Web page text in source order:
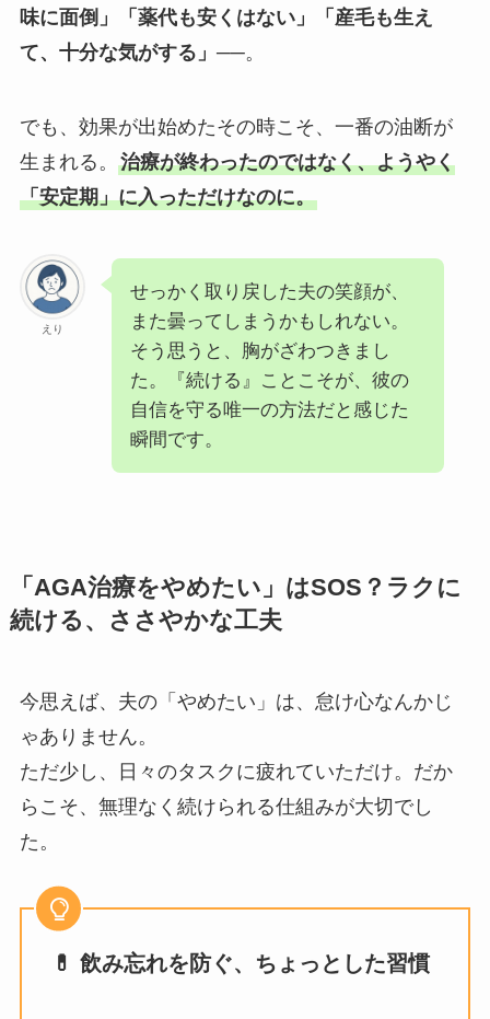
味に面倒」「薬代も安くはない」「産毛も生え
て、十分な気がする」 ──。
でも、効果が出始めたその時こそ、一番の油断が
生まれる。 治療が終わったのではなく、ようやく
「安定期」に入っただけなのに。
えり
せっかく取り戻した夫の笑顔が、
また曇ってしまうかもしれない。
そう思うと、胸がざわつきまし
た。『続ける』ことこそが、彼の
自信を守る唯一の方法だと感じた
瞬間です。
「AGA治療をやめたい」はSOS？ラクに
続ける、ささやかな工夫
今思えば、夫の「やめたい」は、怠け心なんかじ
ゃありません。
ただ少し、日々のタスクに疲れていただけ。だか
らこそ、無理なく続けられる仕組みが大切でし
た。
💊 飲み忘れを防ぐ、ちょっとした習慣